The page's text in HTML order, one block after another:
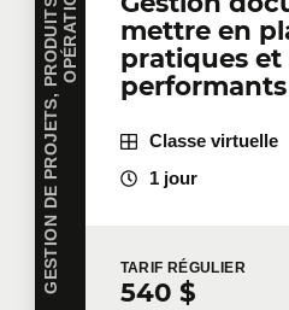
G
E
S
T
I
O
N
D
E
P
R
O
J
E
T
S
,
P
R
O
D
U
I
T
S
E
T
O
P
É
R
A
T
I
O
NS
mettre en
pratiques et
performants
Classe virtuelle
1 jour
TARIF RÉGULIER
540 $